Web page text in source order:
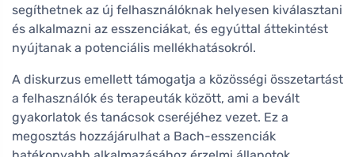
segíthetnek az új felhasználóknak helyesen kiválasztani
és alkalmazni az esszenciákat, és egyúttal áttekintést
nyújtanak a potenciális mellékhatásokról.
A diskurzus emellett támogatja a közösségi összetartást
a felhasználók és terapeuták között, ami a bevált
gyakorlatok és tanácsok cseréjéhez vezet. Ez a
megosztás hozzájárulhat a Bach-esszenciák